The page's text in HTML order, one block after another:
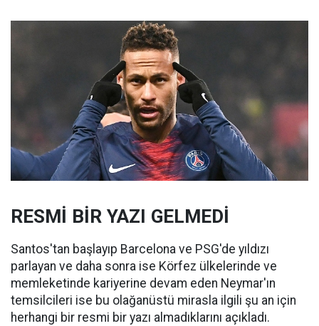
RESMİ BİR YAZI GELMEDİ
Santos'tan başlayıp Barcelona ve PSG'de yıldızı
parlayan ve daha sonra ise Körfez ülkelerinde ve
memleketinde kariyerine devam eden Neymar'ın
temsilcileri ise bu olağanüstü mirasla ilgili şu an için
herhangi bir resmi bir yazı almadıklarını açıkladı.